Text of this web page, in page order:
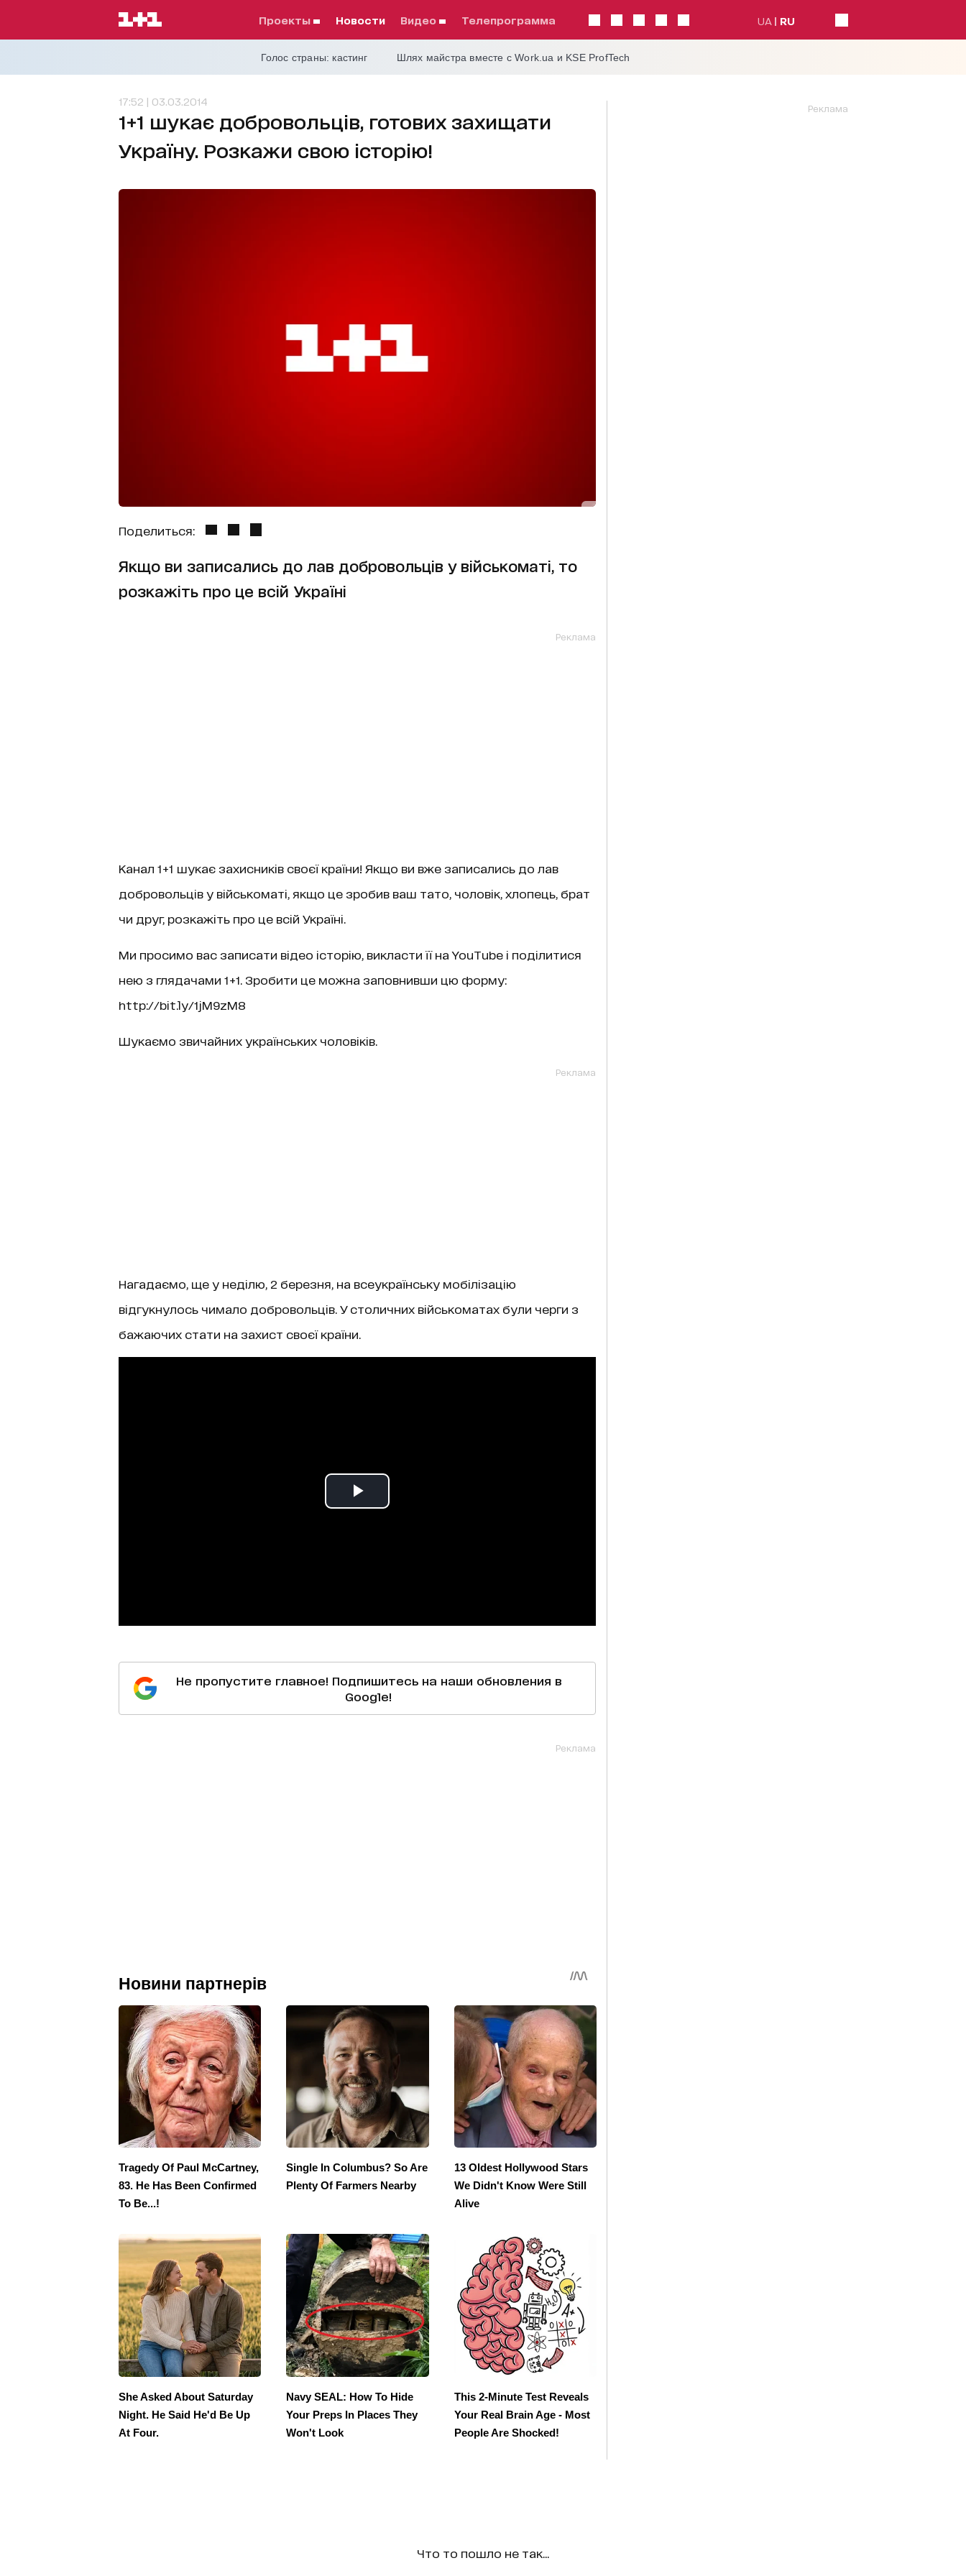
проекты Новости видео телепрограмма UA RU
Голос страны: кастинг Шлях майстра вместе с Work.ua и KSE ProfTech
17:52 | 03.03.2014
1+1 шукає добровольців, готових захищати
Україну. Розкажи свою історію!
Поделиться:
Якщо ви записались до лав добровольців у військоматі, то
розкажіть про це всій Україні
Реклама
Канал 1+1 шукає захисників своєї країни! Якщо ви вже записались до лав
добровольців у військоматі, якщо це зробив ваш тато, чоловік, хлопець, брат
чи друг, розкажіть про це всій Україні.
Ми просимо вас записати відео історію, викласти її на YouTube і поділитися
нею з глядачами 1+1. Зробити це можна заповнивши цю форму:
http://bit.ly/1jM9zM8
Шукаємо звичайних українських чоловіків.
Реклама
Нагадаємо, ще у неділю, 2 березня, на всеукраїнську мобілізацію
відгукнулось чимало добровольців. У столичних військоматах були черги з
бажаючих стати на захист своєї країни.
Не пропустите главное! Подпишитесь на наши обновления в
Google!
Реклама
Реклама
Что то пошло не так...